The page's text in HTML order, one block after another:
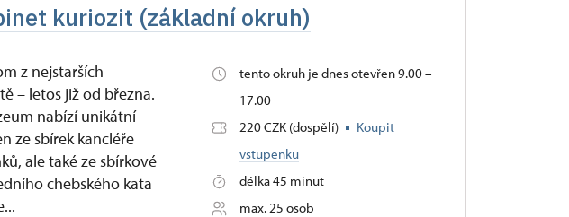
kuriozit (základní okruh)
z nejstarších
– letos již od března.
nabízí unikátní
ze sbírek kancléře
ale také ze sbírkové
chebského kata
tento okruh je dnes otevřen 9.00 –
17.00
220 CZK (dospělí)
Koupit
vstupenku
délka 45 minut
max. 25 osob